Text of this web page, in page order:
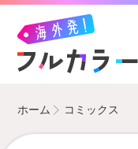
ホーム コミックス